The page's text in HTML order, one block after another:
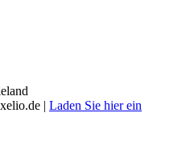
| Laden Sie hier ein